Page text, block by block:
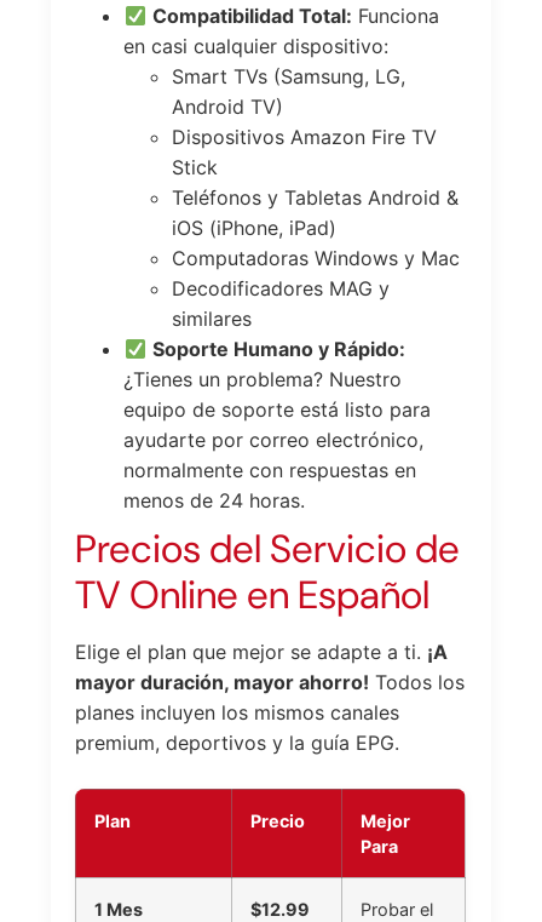
Compatibilidad Total: Funciona
en casi cualquier dispositivo:
Smart TVs (Samsung, LG,
Android TV)
Dispositivos Amazon Fire TV
Stick
Teléfonos y Tabletas Android &
iOS (iPhone, iPad)
Computadoras Windows y Mac
Decodificadores MAG y
similares
Soporte Humano y Rápido:
¿Tienes un problema? Nuestro
equipo de soporte está listo para
ayudarte por correo electrónico,
normalmente con respuestas en
menos de 24 horas.
Precios del Servicio de
TV Online en Español
Elige el plan que mejor se adapte a ti. ¡A
mayor duración, mayor ahorro! Todos los
planes incluyen los mismos canales
premium, deportivos y la guía EPG.
Plan Precio
Mejor
Para
1 Mes $12.99
Probar el